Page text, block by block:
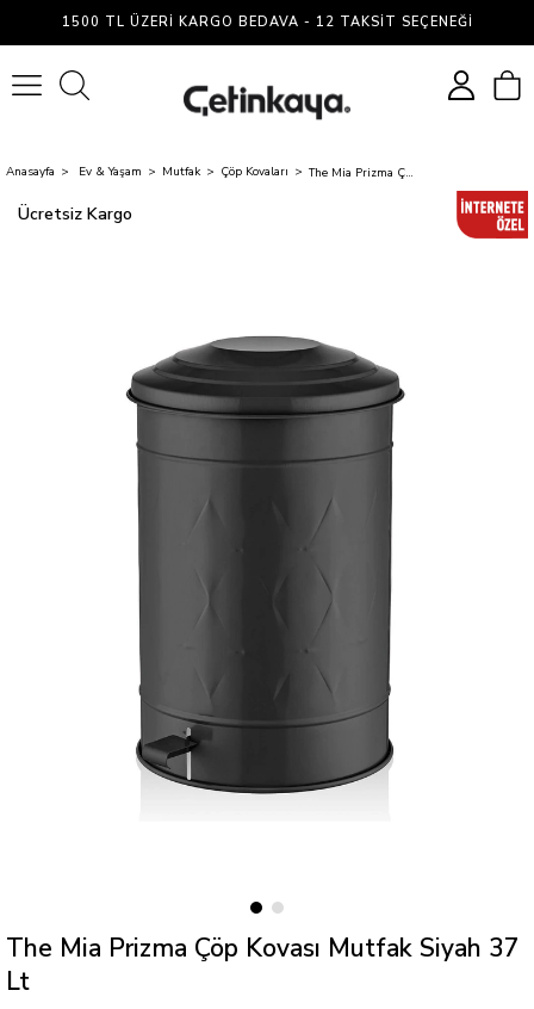
1500 TL ÜZERI KARGO BEDAVA - 12 TAKSIT SEÇENEĞI
Anasayfa Ev & Yaşam Mutfak Çöp Kovaları The Mia Prizma Çöp Kovası Mutfak Siyah 37 Lt
Ücretsiz Kargo
The Mia Prizma Çöp Kovası Mutfak Siyah 37
Lt